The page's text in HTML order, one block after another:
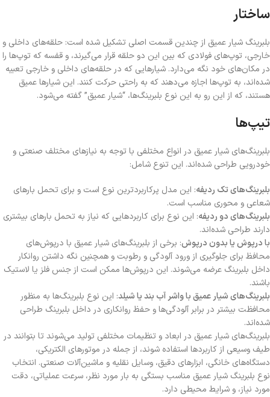
ساختار
بلبرینگ شیار عمیق از چندین قسمت اصلی تشکیل شده است: حلقه‌های داخلی و
خارجی، توپ‌های فولادی که بین این دو حلقه قرار می‌گیرند، و قفسه که توپ‌ها را
در مکان‌های خود نگه می‌دارد. شیارهایی که در حلقه‌های داخلی و خارجی تعبیه
شده‌اند، به توپ‌ها اجازه می‌دهند که به راحتی حرکت کنند. این شیارها عمیق
هستند، که از این رو به این نوع بلبرینگ‌ها، “شیار عمیق” گفته می‌شود.
تیپ‌ها
بلبرینگ‌های شیار عمیق در انواع مختلفی با توجه به نیازهای مختلف صنعتی و
خودرویی طراحی شده‌اند. این تنوع شامل:
بلبرینگ‌های تک ردیفه: این مدل پرکاربردترین نوع است و برای تحمل بارهای
شعاعی و محوری مناسب است.
بلبرینگ‌های دو ردیفه: این نوع برای کاربردهایی که نیاز به تحمل بارهای بیشتری
دارند طراحی شده‌اند.
با درپوش یا بدون درپوش: برخی از بلبرینگ‌های شیار عمیق با درپوش‌های
محافظ برای جلوگیری از ورود آلودگی و رطوبت و همچنین نگه داشتن روانکار
داخل بلبرینگ عرضه می‌شوند. این درپوش‌ها ممکن است از جنس فلز یا لاستیک
باشند.
بلبرینگ‌های شیار عمیق با واشر آب بند یا شیلد: این نوع بلبرینگ‌ها به منظور
محافظت بیشتر در برابر آلودگی‌ها و حفظ روانکاری در داخل بلبرینگ طراحی
شده‌اند.
بلبرینگ‌های شیار عمیق در ابعاد و تنظیمات مختلفی تولید می‌شوند تا بتوانند در
طیف وسیعی از کاربردها استفاده شوند، از جمله در موتورهای الکتریکی،
دستگاه‌های خانگی، ابزارهای دقیق، وسایل نقلیه و ماشین‌آلات صنعتی. انتخاب
نوع بلبرینگ شیار عمیق مناسب بستگی به بار مورد نظر، سرعت عملیاتی، دقت
مورد نیاز، و شرایط محیطی دارد.